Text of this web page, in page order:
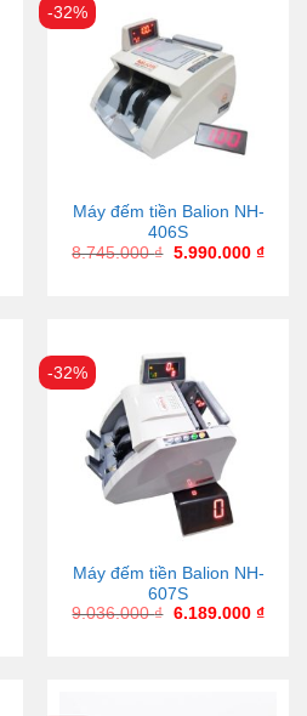
-32%
Máy đếm tiền Balion NH-
406S
8.745.000₫ 5.990.000 ₫
-32%
Máy đếm tiền Balion NH-
607S
9.036.000₫ 6.189.000 ₫